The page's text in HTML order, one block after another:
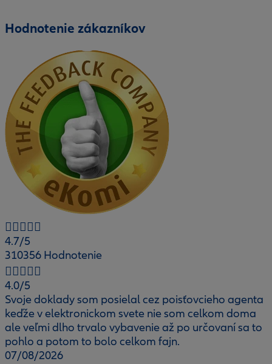
Hodnotenie zákazníkov
4.7/5
310356 Hodnotenie
4.0/5
Svoje doklady som posielal cez poisťovcieho agenta
keďže v elektronickom svete nie som celkom doma
ale veľmi dlho trvalo vybavenie až po určovaní sa to
pohlo a potom to bolo celkom fajn.
07/08/2026